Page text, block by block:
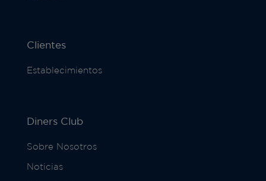
Clientes
Establecimientos
Diners Club
Sobre Nosotros
Noticias